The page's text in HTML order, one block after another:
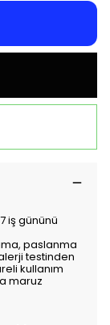
iş gününü
paslanma
testinden
kullanım
maruz